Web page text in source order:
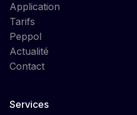
Application
Tarifs
Peppol
Actualité
Contact
Services